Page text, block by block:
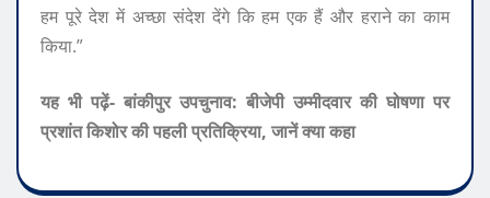
हम पूरे देश में अच्छा संदेश देंगे कि हम एक हैं और हराने का काम
किया.”
यह भी पढ़ें- बांकीपुर उपचुनाव: बीजेपी उम्मीदवार की घोषणा पर
प्रशांत किशोर की पहली प्रतिक्रिया, जानें क्या कहा